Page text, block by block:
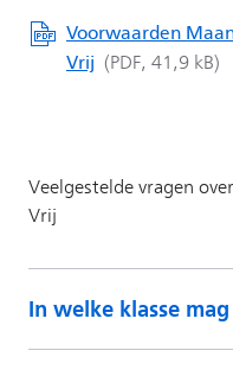
In welke klasse